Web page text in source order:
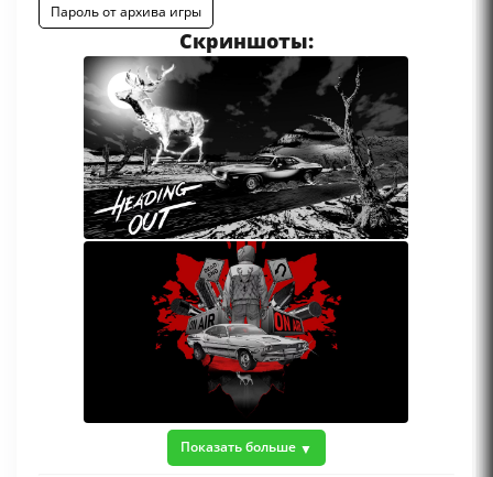
Пароль от архива игры
Скриншоты:
Показать больше